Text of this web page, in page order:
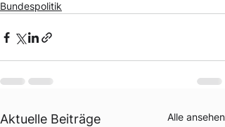
Bundespolitik
Aktuelle Beiträge Alle ansehen